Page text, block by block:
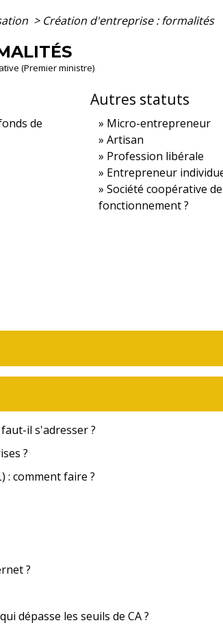
> Création d'entreprise : formalités
(Premier ministre)
de
Autres statuts
Micro-entrepreneur
Artisan
Profession libérale
Entrepreneur
Société coopérative
fonctionnement ?
il s'adresser ?
?
: comment faire ?
?
dépasse les seuils de CA ?